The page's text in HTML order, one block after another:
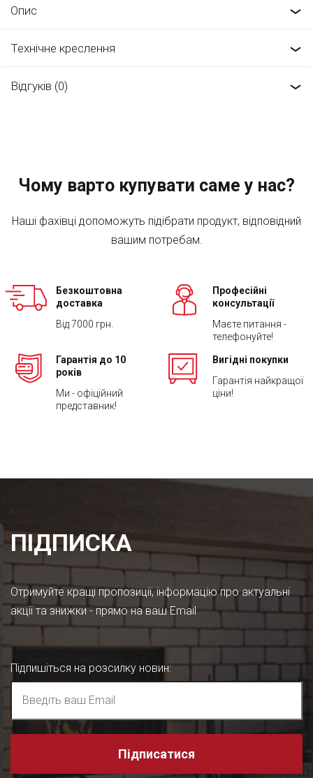
Опис
Технічне креслення
Відгуків (0)
Чому варто купувати саме у нас?
Наші фахівці допоможуть підібрати продукт, відповідний
вашим потребам.
Безкоштовна
доставка
Від 7000 грн.
Професійні
консультації
Маєте питання -
телефонуйте!
Гарантія до 10
років
Ми - офіційний
представник!
Вигідні покупки
Гарантія найкращої
ціни!
ПІДПИСКА
Отримуйте кращі пропозиції, інформацію про актуальні
акції та знижки - прямо на ваш Email
Підпишіться на розсилку новин:
Підписатися